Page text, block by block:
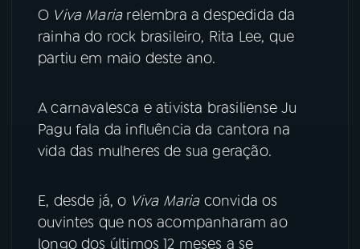
07ÚLTIMAS
ACOMPANHE A RÁDIO NACIONAL
Instagram
O Viva Mariarelembra a despedida da
rainha do rock brasileiro, Rita Lee, que
partiu em maio deste ano.
A carnavalesca e ativista brasiliense Ju
Pagu fala da influência da cantora na
vida das mulheres de sua geração.
E, desde já, o Viva Mariaconvida os
ouvintes que nos acompanharam ao
longo dos últimos 12 meses a se